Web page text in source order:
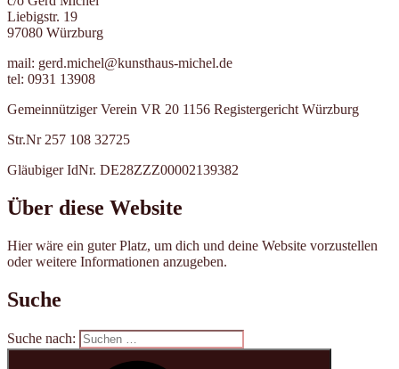
Liebigstr. 19
97080 Würzburg
mail: gerd.michel@kunsthaus-michel.de
tel: 0931 13908
Gemeinnütziger Verein VR 20 1156 Registergericht Würzburg
Str.Nr 257 108 32725
Gläubiger IdNr. DE28ZZZ00002139382
Über diese Website
Hier wäre ein guter Platz, um dich und deine Website vorzustellen
oder weitere Informationen anzugeben.
Suche
Suche nach: